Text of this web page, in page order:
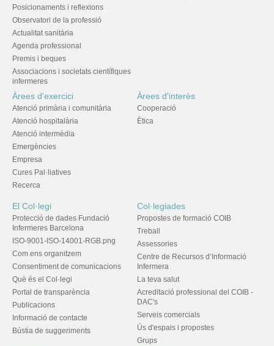
Posicionaments i reflexions
Observatori de la professió
Actualitat sanitària
Agenda professional
Premis i beques
Associacions i societats científiques
infermeres
Àrees d'exercici
Atenció primària i comunitària
Atenció hospitalària
Atenció intermèdia
Emergències
Empresa
Cures Pal·liatives
Recerca
Àrees d'interès
Cooperació
Ètica
El Col·legi
Protecció de dades Fundació
Infermeres Barcelona
ISO-9001-ISO-14001-RGB.png
Com ens organitzem
Consentiment de comunicacions
Què és el Col·legi
Portal de transparència
Publicacions
Informació de contacte
Bústia de suggeriments
Col·legiades
Propostes de formació COIB
Treball
Assessories
Centre de Recursos d’Informació
Infermera
La teva salut
Acreditació professional del COIB -
DAC's
Serveis comercials
Ús d'espais i propostes
Grups